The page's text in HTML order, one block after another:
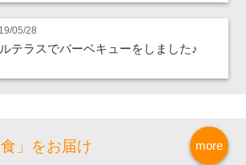
05/28
テラスでバーベキューをしました♪
more
」をお届け